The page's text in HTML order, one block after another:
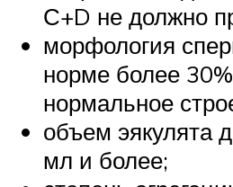
С+D не должно
морфология
норме более
нормальное
объем эякулята
мл и более;